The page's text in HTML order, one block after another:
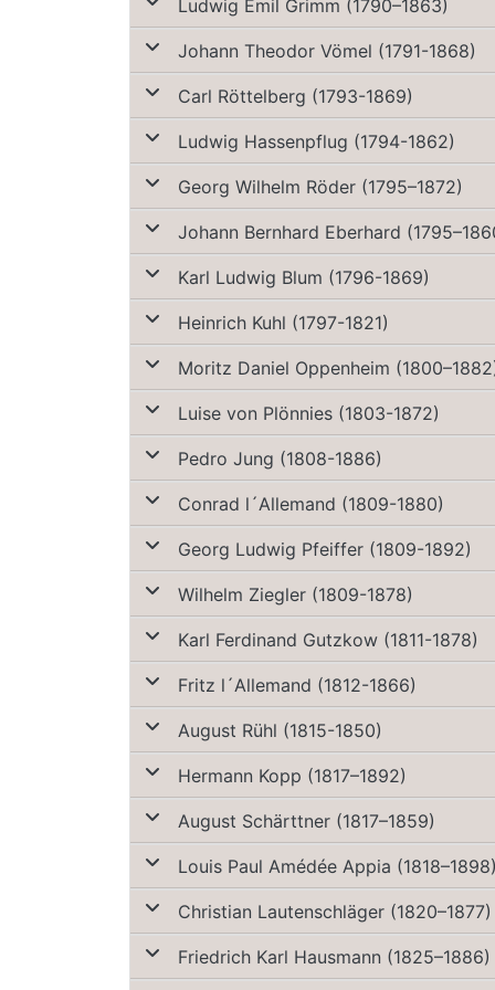
Ludwig Emil Grimm (1790–1863)
Johann Theodor Vömel (1791-1868)
Carl Röttelberg (1793-1869)
Ludwig Hassenpflug (1794-1862)
Georg Wilhelm Röder (1795–1872)
Johann Bernhard Eberhard
Karl Ludwig Blum (1796-1869)
Heinrich Kuhl (1797-1821)
Moritz Daniel Oppenheim
Luise von Plönnies (1803-1872)
Pedro Jung (1808-1886)
Conrad l´Allemand (1809-1880)
Georg Ludwig Pfeiffer (1809-1892)
Wilhelm Ziegler (1809-1878)
Karl Ferdinand Gutzkow (1811-1878)
Fritz l´Allemand (1812-1866)
August Rühl (1815-1850)
Hermann Kopp (1817–1892)
August Schärttner (1817–1859)
Louis Paul Amédée Appia
Christian Lautenschläger (1820–1877)
Friedrich Karl Hausmann (1825–1886)